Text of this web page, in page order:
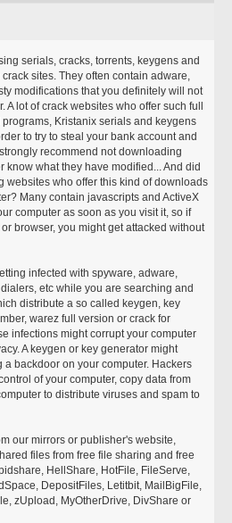
serials, cracks, torrents, keygens and
sites. They often contain adware,
modifications that you definitely will not
lot of crack websites who offer such full
Kristanix serials and keygens
to try to steal your bank account and
recommend not downloading
know what they have modified... And did
websites who offer this kind of downloads
Many contain javascripts and ActiveX
computer as soon as you visit it, so if
browser, you might get attacked without
infected with spyware, adware,
etc while you are searching and
distribute a so called keygen, key
warez full version or crack for
infections might corrupt your computer
A keygen or key generator might
backdoor on your computer. Hackers
of your computer, copy data from
to distribute viruses and spam to
our mirrors or publisher's website,
files from free file sharing and free
HellShare, HotFile, FileServe,
DepositFiles, Letitbit, MailBigFile,
zUpload, MyOtherDrive, DivShare or